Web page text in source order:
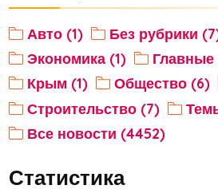
Авто (1)
Без рубрики
Экономика (1)
Главные
Крым (1)
Общество (6)
Строительство (7)
Все новости (4452)
Статистика